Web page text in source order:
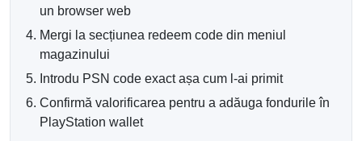
După confirmarea cu succes a plății, codul tău de portofel
Majoritatea comenzilor sunt procesate automat și pot fi de
obicei redeemate la scurt timp după finalizarea plății.
Compatibilitatea cu Regiunea
Slovacia
un browser web
Mergi la secțiunea redeem code din meniul
magazinului
Introdu PSN code exact așa cum l-ai primit
Confirmă valorificarea pentru a adăuga fondurile în
PlayStation wallet